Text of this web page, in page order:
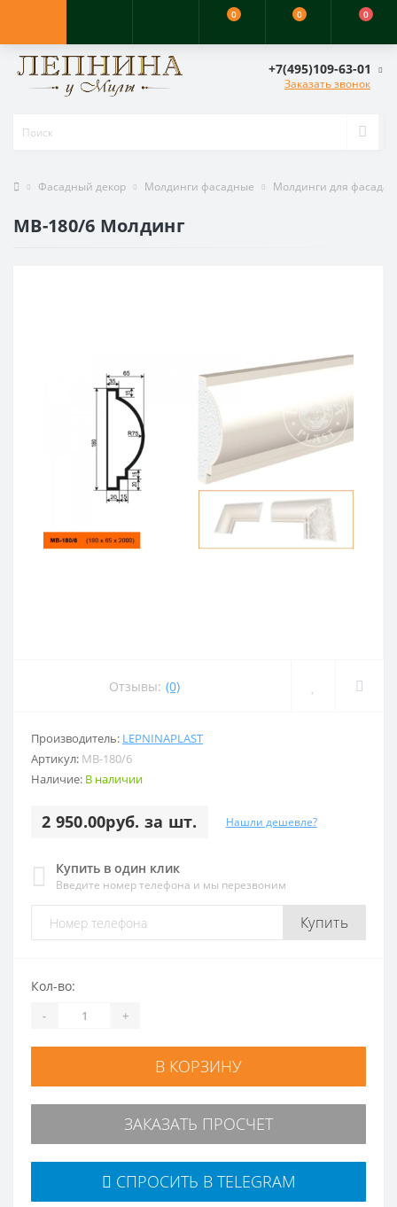
0 0 0
+7(495)109-63-01
Заказать звонок
Фасадный декор Молдинги фасадные Молдинги для фасада
МВ-180/6 Молдинг
Отзывы: (0)
Производитель: LEPNINAPLAST
Артикул: МВ-180/6
Наличие: В наличии
2 950.00руб. за шт. Нашли дешевле?
Купить в один клик
Введите номер телефона и мы перезвоним
Купить
Кол-во:
- +
В КОРЗИНУ
ЗАКАЗАТЬ ПРОСЧЕТ
СПРОСИТЬ В TELEGRAM